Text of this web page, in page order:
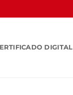
DIGITAL